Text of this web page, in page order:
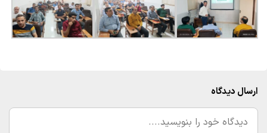
ارسال دیدگاه